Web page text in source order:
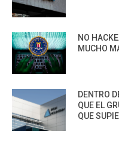
NO
MUCHO
DENTRO
QUE EL
QUE